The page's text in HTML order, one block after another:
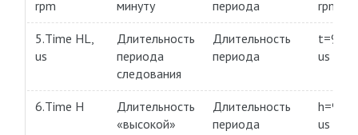
rpm
минуту
периода
rpm
5.Time HL,
us
Длительность
периода
следования
Длительность
периода
us
6.Time H
Длительность
«высокой»
Длительность
периода
us